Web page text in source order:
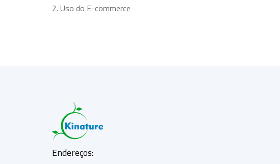
2. Uso do E-commerce
3. Propriedade Intelectual
3.1. Todos os conteúdos presentes no E-commerce,
propriedade exclusiva da nossa empresa ou de nossos
3.2. É proibido copiar, reproduzir, modificar, distribuir ou
Endereços: